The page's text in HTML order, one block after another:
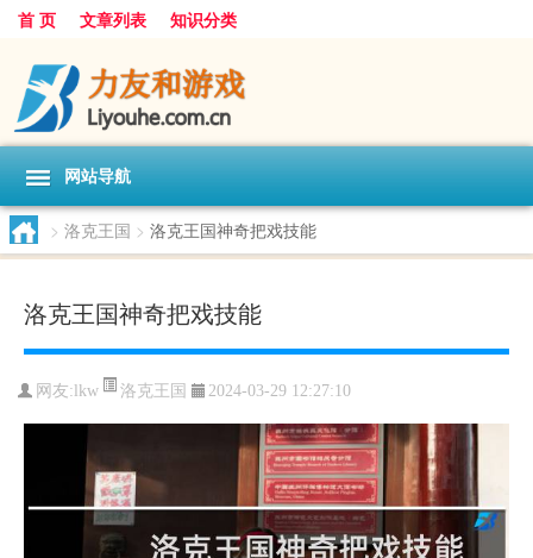
首 页 文章列表 知识分类
网站导航
> 洛克王国 > 洛克王国神奇把戏技能
洛克王国神奇把戏技能
网友: lkw 洛克王国 2024-03-29 12:27:10